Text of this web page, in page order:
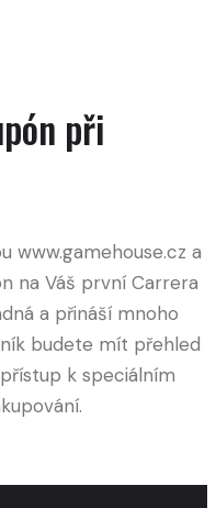
při
www.gamehouse.cz a
na Váš první Carrera
a přináší mnoho
budete mít přehled
k speciálním